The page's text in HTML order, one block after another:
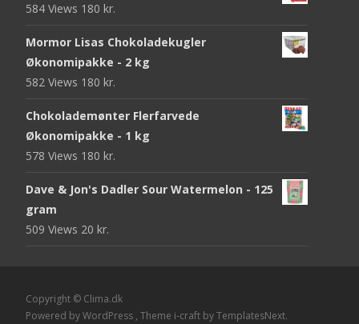
584 Views 180 kr.
Mormor Lisas Chokoladekugler
Økonomipakke - 2 kg
582 Views 180 kr.
Chokolademønter Flerfarvede
Økonomipakke - 1 kg
578 Views 180 kr.
Dave & Jon's Dadler Sour Watermelon - 125
gram
509 Views 20 kr.
Copyright © Clima.dk
Powered by WordPress , Theme i-craft by TemplatesNext.